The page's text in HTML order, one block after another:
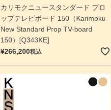
カリモクニュースタンダード プロ
ップテレビボード 150（Karimoku
New Standard Prop TV-board
150）[Q343KE]
¥266,200税込